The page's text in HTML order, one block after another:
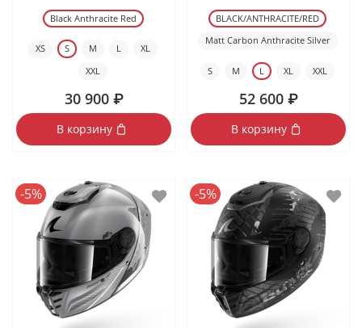
Black Anthracite Red
XS S M L
XL
XXL
30 900 ₽
В корзину
BLACK/ANTHRACITE/RED
Matt Carbon Anthracite Silver
S M L XL XXL
52 600 ₽
В корзину
-5% -5%